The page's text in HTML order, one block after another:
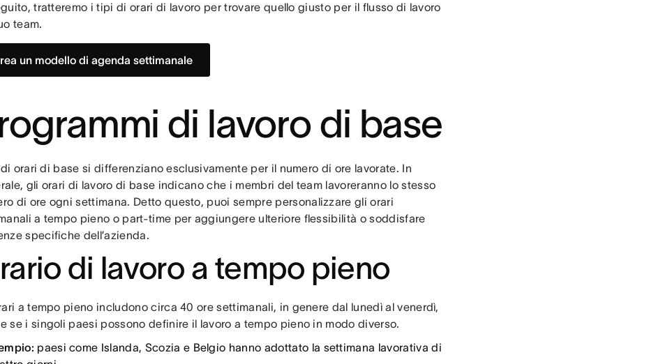
tratteremo i tipi di orari di lavoro per trovare quello giusto per il flusso di lavoro
team.
un modello di agenda settimanale
di lavoro di base
orari di base si differenziano esclusivamente per il numero di ore lavorate. In
gli orari di lavoro di base indicano che i membri del team lavoreranno lo stesso
di ore ogni settimana. Detto questo, puoi sempre personalizzare gli orari
a tempo pieno o part-time per aggiungere ulteriore flessibilità o soddisfare
specifiche dell’azienda.
di lavoro a tempo pieno
a tempo pieno includono circa 40 ore settimanali, in genere dal lunedì al venerdì,
se i singoli paesi possono definire il lavoro a tempo pieno in modo diverso.
paesi come Islanda, Scozia e Belgio hanno adottato la settimana lavorativa di